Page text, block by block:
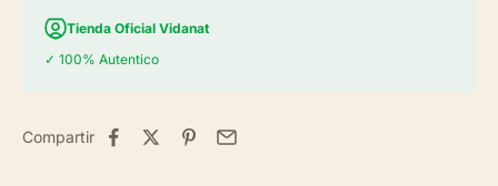
Tienda Oficial Vidanat
✓ 100% Autentico
Compartir